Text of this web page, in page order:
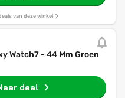
van deze winkel
Watch7 - 44 Mm Groen
deal